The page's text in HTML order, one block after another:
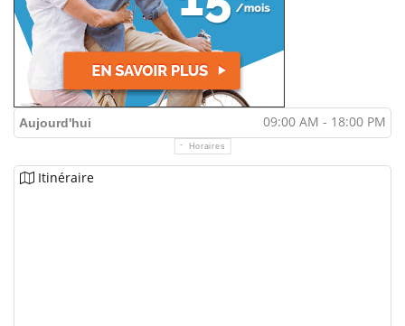
Aujourd'hui 09:00 AM - 18:00 PM
Horaires
Itinéraire